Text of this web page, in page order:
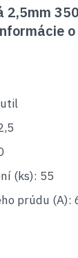
2,5mm
(ks): 55
prúdu (A):